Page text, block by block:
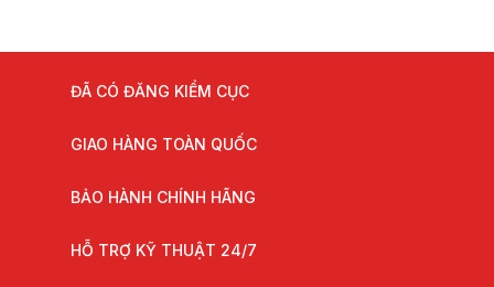
ĐÃ CÓ ĐĂNG KIỂM CỤC
GIAO HÀNG TOÀN QUỐC
BẢO HÀNH CHÍNH HÃNG
HỖ TRỢ KỸ THUẬT 24/7